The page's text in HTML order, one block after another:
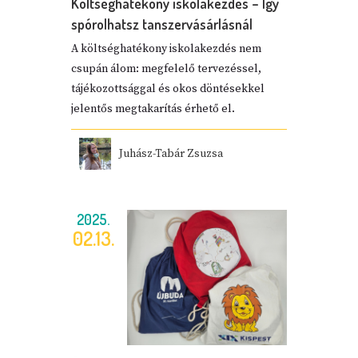
spórolhatsz tanszervásárlásnál
A költséghatékony iskolakezdés nem
csupán álom: megfelelő tervezéssel,
tájékozottsággal és okos döntésekkel
jelentős megtakarítás érhető el.
Juhász-Tabár Zsuzsa
2025.
02.13.